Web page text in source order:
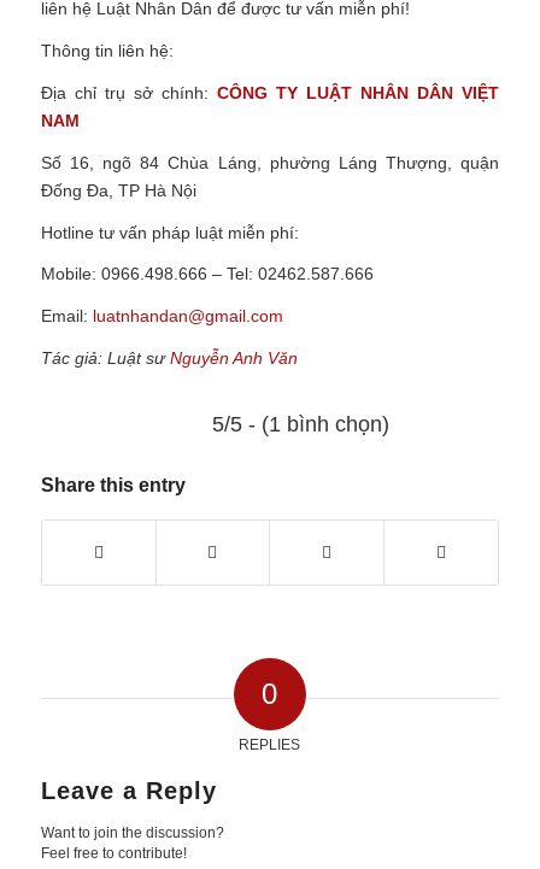
liên hệ Luật Nhân Dân để được tư vấn miễn phí!
Thông tin liên hệ:
Địa chỉ trụ sở chính: CÔNG TY LUẬT NHÂN DÂN VIỆT
NAM
Số 16, ngõ 84 Chùa Láng, phường Láng Thượng, quận
Đống Đa, TP Hà Nội
Hotline tư vấn pháp luật miễn phí:
Mobile: 0966.498.666 – Tel: 02462.587.666
Email: luatnhandan@gmail.com
Tác giả: Luật sưNguyễn Anh Văn
5/5 - (1 bình chọn)
Share this entry
0
REPLIES
Leave a Reply
Want to join the discussion?
Feel free to contribute!